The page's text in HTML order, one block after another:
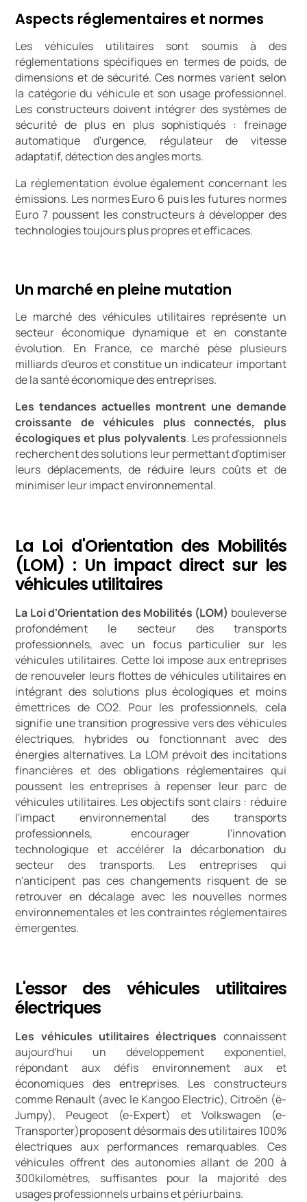
Aspects réglementaires et normes
Les véhicules utilitaires sont soumis à des
réglementations spécifiques en termes de poids, de
dimensions et de sécurité. Ces normes varient selon
la catégorie du véhicule et son usage professionnel.
Les constructeurs doivent intégrer des systèmes de
sécurité de plus en plus sophistiqués : freinage
automatique d'urgence, régulateur de vitesse
adaptatif, détection des angles morts.
La réglementation évolue également concernant les
émissions. Les normes Euro 6 puis les futures normes
Euro 7 poussent les constructeurs à développer des
technologies toujours plus propres et efficaces.
Un marché en pleine mutation
Le marché des véhicules utilitaires représente un
secteur économique dynamique et en constante
évolution. En France, ce marché pèse plusieurs
milliards d'euros et constitue un indicateur important
de la santé économique des entreprises.
Les tendances actuelles montrent une demande
croissante de véhicules plus connectés, plus
écologiques et plus polyvalents. Les professionnels
recherchent des solutions leur permettant d'optimiser
leurs déplacements, de réduire leurs coûts et de
minimiser leur impact environnemental.
La Loi d'Orientation des Mobilités
(LOM) : Un impact direct sur les
véhicules utilitaires
La Loi d'Orientation des Mobilités (LOM) bouleverse
profondément le secteur des transports
professionnels, avec un focus particulier sur les
véhicules utilitaires. Cette loi impose aux entreprises
de renouveler leurs flottes de véhicules utilitaires en
intégrant des solutions plus écologiques et moins
émettrices de CO2. Pour les professionnels, cela
signifie une transition progressive vers des véhicules
électriques, hybrides ou fonctionnant avec des
énergies alternatives. La LOM prévoit des incitations
financières et des obligations réglementaires qui
poussent les entreprises à repenser leur parc de
véhicules utilitaires. Les objectifs sont clairs : réduire
l'impact environnemental des transports
professionnels, encourager l'innovation
technologique et accélérer la décarbonation du
secteur des transports. Les entreprises qui
n'anticipent pas ces changements risquent de se
retrouver en décalage avec les nouvelles normes
environnementales et les contraintes réglementaires
émergentes.
L'essor des véhicules utilitaires
électriques
Les véhicules utilitaires électriques connaissent
aujourd'hui un développement exponentiel,
répondant aux défis environnement aux et
économiques des entreprises. Les constructeurs
comme Renault (avec le Kangoo Electric), Citroën (ë-
Jumpy), Peugeot (e-Expert) et Volkswagen (e-
Transporter)proposent désormais des utilitaires 100%
électriques aux performances remarquables. Ces
véhicules offrent des autonomies allant de 200 à
300kilomètres, suffisantes pour la majorité des
usages professionnels urbains et périurbains.